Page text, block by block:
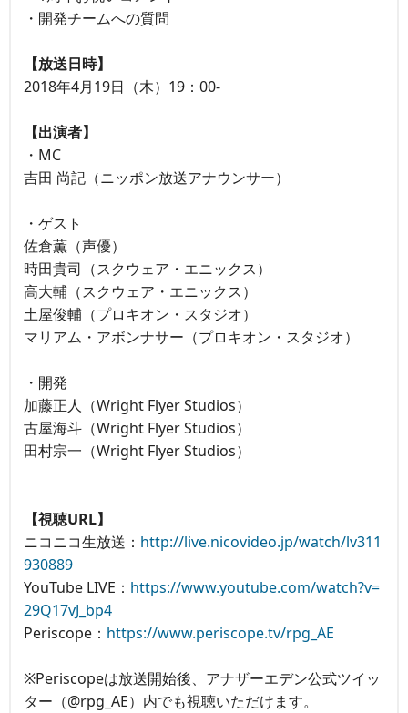
・開発チームへの質問
【放送日時】
2018年4月19日（木）19：00-
【出演者】
・MC
吉田 尚記（ニッポン放送アナウンサー）
・ゲスト
佐倉薫（声優）
時田貴司（スクウェア・エニックス）
高大輔（スクウェア・エニックス）
土屋俊輔（プロキオン・スタジオ）
マリアム・アボンナサー（プロキオン・スタジオ）
・開発
加藤正人（Wright Flyer Studios）
古屋海斗（Wright Flyer Studios）
田村宗一（Wright Flyer Studios）
【視聴URL】
ニコニコ生放送： http://live.nicovideo.jp/watch/lv311
930889
YouTube LIVE： https://www.youtube.com/watch?v=
29Q17vJ_bp4
Periscope： https://www.periscope.tv/rpg_AE
※Periscopeは放送開始後、アナザーエデン公式ツイッ
ター（@rpg_AE）内でも視聴いただけます。